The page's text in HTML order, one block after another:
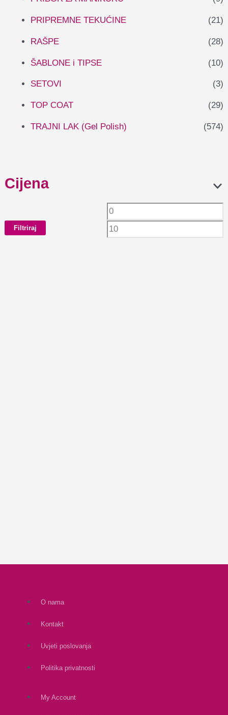
PRIPREMNE TEKUĆINE (21)
RAŠPE (28)
ŠABLONE i TIPSE (10)
SETOVI (3)
TOP COAT (29)
TRAJNI LAK (Gel Polish) (574)
Cijena
Filtriraj
O nama
Kontakt
Uvjeti poslovanja
Politika privatnosti
My Account